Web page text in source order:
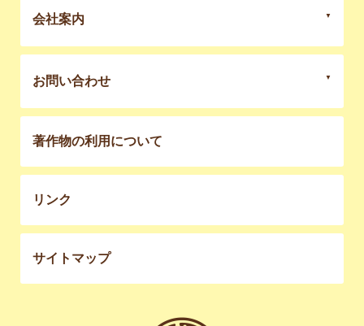
会社案内
お問い合わせ
著作物の利用について
リンク
サイトマップ